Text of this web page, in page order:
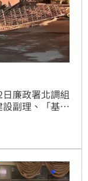
廉政署北調組
副理、「基泰
，並傳喚3人